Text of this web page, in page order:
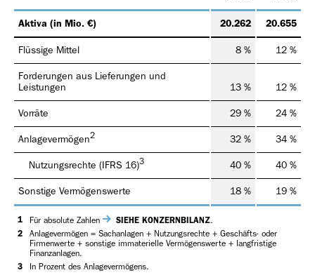
Geschäfts­bericht
2019
Geschäfts­bericht
2018
Aktiva (in Mio. €) 20.262 20.655
Flüssige Mittel 8 % 12 %
Forderungen aus Lieferungen und
Leistungen
13 % 12 %
Vorräte 29 % 24 %
Anlagevermögen2 32 % 34 %
Nutzungsrechte (IFRS 16)3 40 % 40 %
Sonstige Vermögenswerte 18 % 19 %
1 Für absolute Zahlen SIEHE KONZERNBILANZ.
2
Anlagevermögen = Sachanlagen + Nutzungsrechte + Geschäfts- oder
Firmenwerte + sonstige immaterielle Vermögenswerte + langfristige
Finanzanlagen.
3
In Prozent des Anlagevermögens.